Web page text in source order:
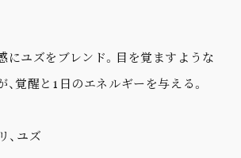
にユズをブレンド。目を覚ますような
覚醒と1日のエネルギーを与える。
、ユズ